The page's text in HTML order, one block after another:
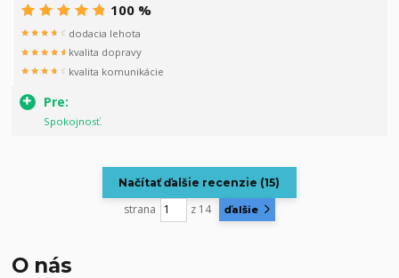
Pre:
Spokojnosť.
100 %
dodacia lehota
kvalita dopravy
kvalita komunikácie
Načítať ďalšie recenzie (15)
strana z 14 ďalšie
O nás